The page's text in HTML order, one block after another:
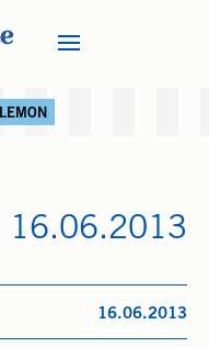
16.06.2013
16.06.2013